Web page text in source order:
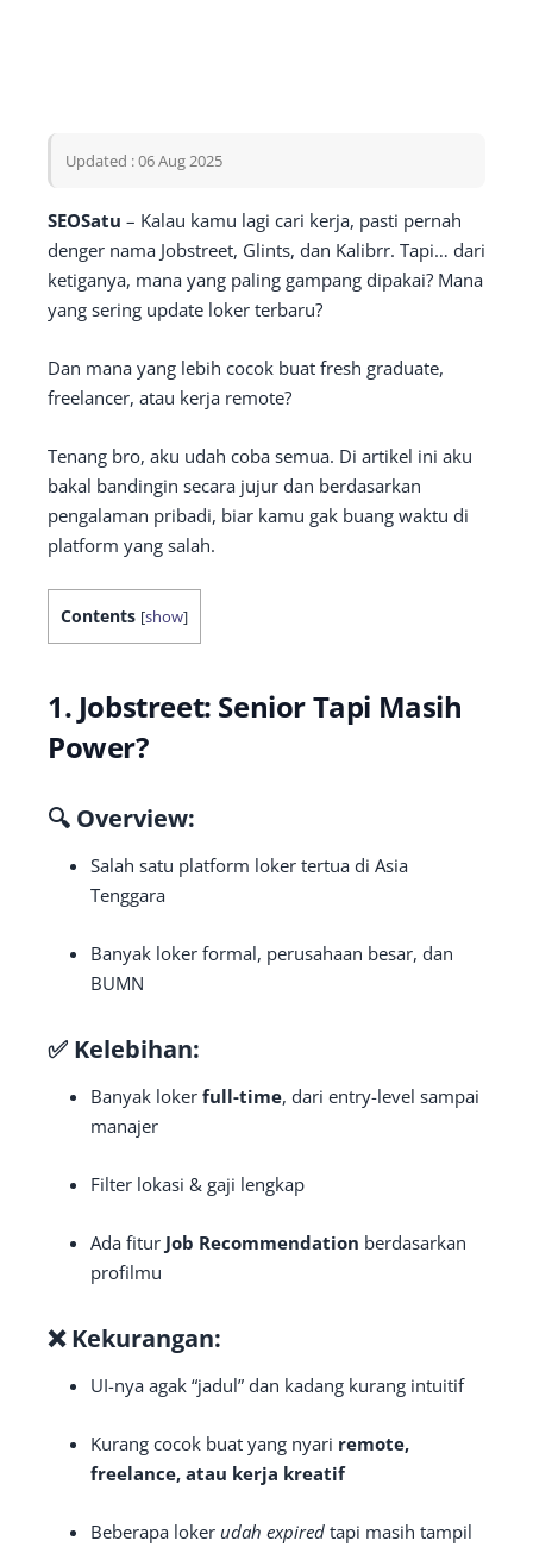
Updated : 06 Aug 2025
SEOSatu – Kalau kamu lagi cari kerja, pasti pernah
denger nama Jobstreet, Glints, dan Kalibrr. Tapi… dari
ketiganya, mana yang paling gampang dipakai? Mana
yang sering update loker terbaru?
Dan mana yang lebih cocok buat fresh graduate,
freelancer, atau kerja remote?
Tenang bro, aku udah coba semua. Di artikel ini aku
bakal bandingin secara jujur dan berdasarkan
pengalaman pribadi, biar kamu gak buang waktu di
platform yang salah.
Contents [show]
1. Jobstreet: Senior Tapi Masih
Power?
🔍 Overview:
Salah satu platform loker tertua di Asia
Tenggara
Banyak loker formal, perusahaan besar, dan
BUMN
✅ Kelebihan:
Banyak loker full-time, dari entry-level sampai
manajer
Filter lokasi & gaji lengkap
Ada fitur Job Recommendation berdasarkan
profilmu
❌ Kekurangan:
UI-nya agak “jadul” dan kadang kurang intuitif
Kurang cocok buat yang nyari remote,
freelance, atau kerja kreatif
Beberapa loker udah expired tapi masih tampil